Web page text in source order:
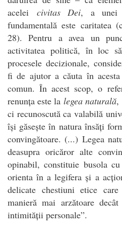
acelei civitas Dei, a unei
fundamentală este caritatea
28). Pentru a avea un
activitatea politică, în loc
procesele decizionale,
fi de ajutor a căuta în
comun. În acest scop, o
renunța este lalegea naturală,
ci recunoscută ca valabilă
își găsește în natura însăți
convingătoare. (...) Legea
deasupra oricăror alte
opinabil, constituie busola
orienta în a legifera și a
delicate chestiuni etice
manieră mai arzătoare
intimității personale”.